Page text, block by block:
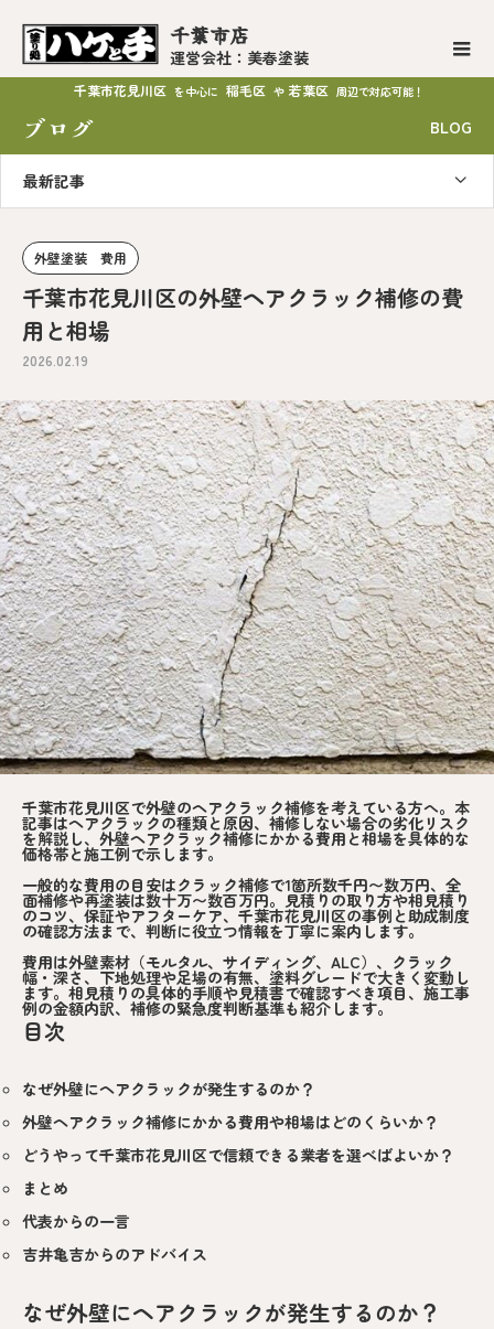
千葉市店
運営会社：美春塗装
千葉市花見川区 を中心に 稲毛区 や 若葉区 周辺で対応可能！
ブログ BLOG
最新記事
外壁塗装 費用
千葉市花見川区の外壁ヘアクラック補修の費
用と相場
2026.02.19
千葉市花見川区で外壁のヘアクラック補修を考えている方へ。本
記事はヘアクラックの種類と原因、補修しない場合の劣化リスク
を解説し、外壁ヘアクラック補修にかかる費用と相場を具体的な
価格帯と施工例で示します。
一般的な費用の目安はクラック補修で1箇所数千円〜数万円、全
面補修や再塗装は数十万〜数百万円。見積りの取り方や相見積り
のコツ、保証やアフターケア、千葉市花見川区の事例と助成制度
の確認方法まで、判断に役立つ情報を丁寧に案内します。
費用は外壁素材（モルタル、サイディング、ALC）、クラック
幅・深さ、下地処理や足場の有無、塗料グレードで大きく変動し
ます。相見積りの具体的手順や見積書で確認すべき項目、施工事
例の金額内訳、補修の緊急度判断基準も紹介します。
目次
なぜ外壁にヘアクラックが発生するのか？
外壁ヘアクラック補修にかかる費用や相場はどのくらいか？
どうやって千葉市花見川区で信頼できる業者を選べばよいか？
まとめ
代表からの一言
吉井亀吉からのアドバイス
なぜ外壁にヘアクラックが発生するのか？